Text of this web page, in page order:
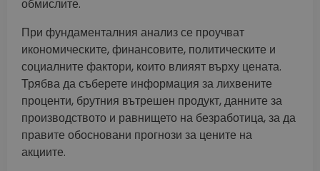
обмислите.
При фундаменталния анализ се проучват
икономическите, финансовите, политическите и
социалните фактори, които влияят върху цената.
Трябва да съберете информация за лихвените
проценти, брутния вътрешен продукт, данните за
производството и равнището на безработица, за да
правите обосновани прогнози за цените на
акциите.